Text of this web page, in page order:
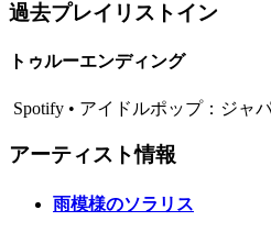
過去プレイリストイン
トゥルーエンディング
Spotify • アイドルポップ：ジャ
アーティスト情報
雨模様のソラリス